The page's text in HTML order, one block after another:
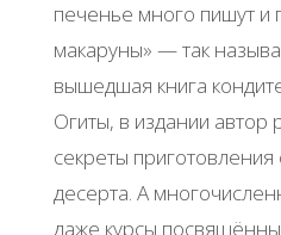
печенье много пишут и
макаруны» — так
вышедшая книга
Огиты, в издании автор
секреты приготовления
десерта. А
даже курсы